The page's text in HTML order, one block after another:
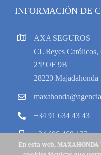
INFORMACIÓN DE
AXA SEGUROS
CL Reyes Católicos,
2ªP OF 9B
28220 Majadahonda
+34 91 634 43 43
+34 606 469 133
En esta web,